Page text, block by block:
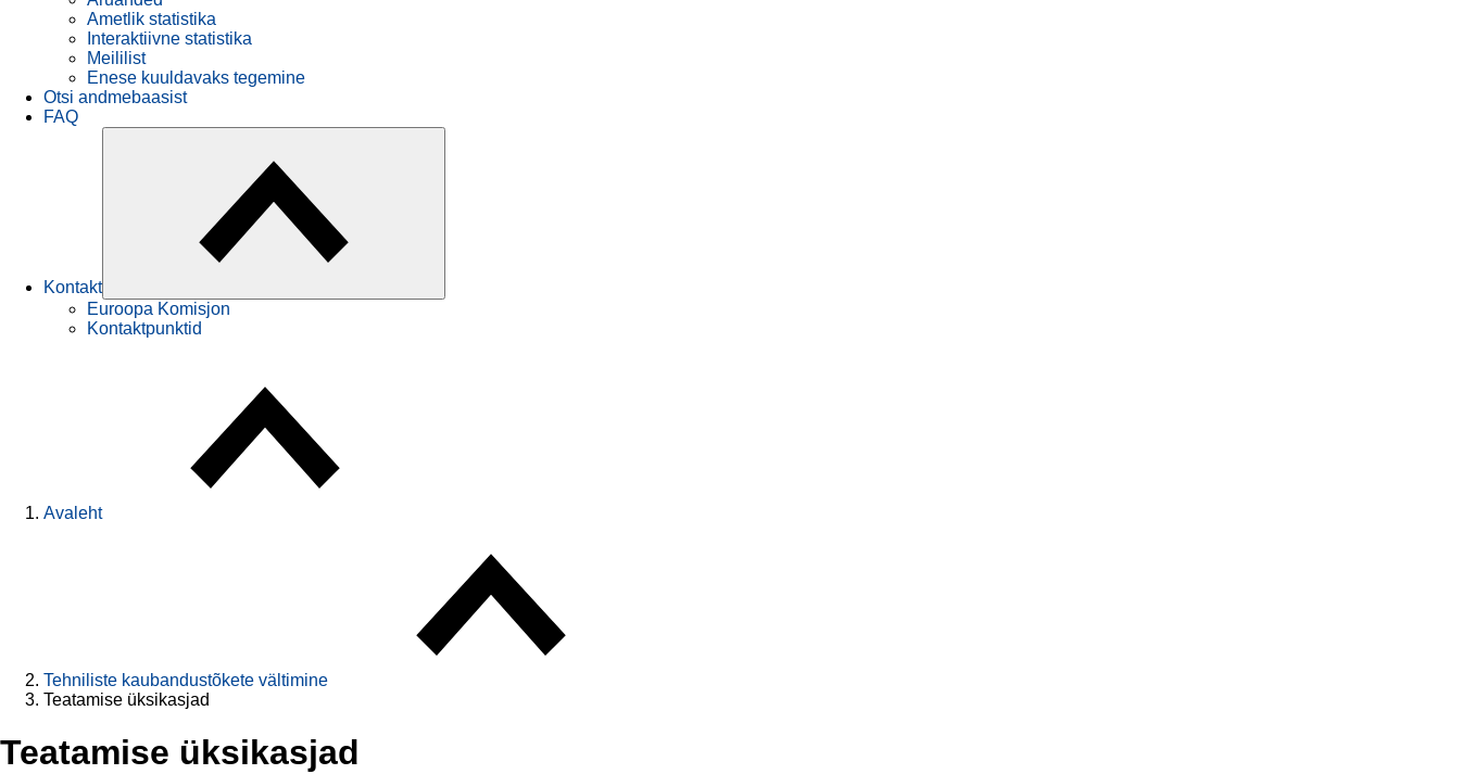
Ametlik statistika
Interaktiivne statistika
Meililist
Enese kuuldavaks tegemine
Otsi andmebaasist
FAQ
Kontakt
Euroopa Komisjon
Kontaktpunktid
Avaleht
Tehniliste kaubandustõkete vältimine
Teatamise üksikasjad
Teatamise üksikasjad